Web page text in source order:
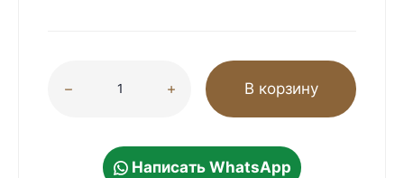
В корзину
Написать WhatsApp